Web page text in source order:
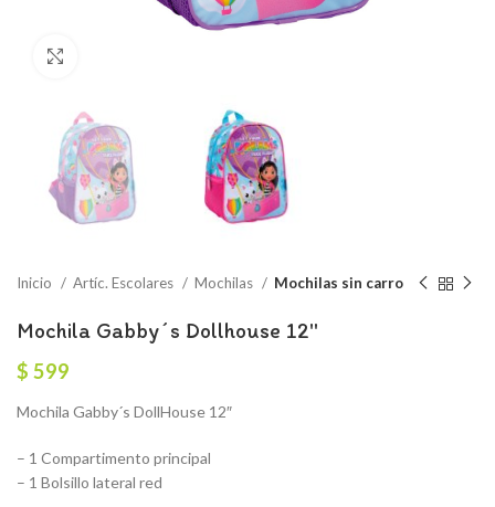
Inicio Artíc. Escolares Mochilas Mochilas sin carro
Mochila Gabby´s Dollhouse 12″
$ 599
Mochila Gabby´s DollHouse 12″
– 1 Compartimento principal
– 1 Bolsillo lateral red